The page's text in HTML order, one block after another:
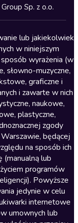
Sp. z o.o.
lub jakiekolwiek
w niniejszym
wyrażenia (w
słowno-muzyczne,
graficzne i
i zawarte w nich
naukowe,
plastyczne,
zgody
będącej
na sposób ich
lub
programów
Powyższe
jedynie w celu
internetowe
umownych lub